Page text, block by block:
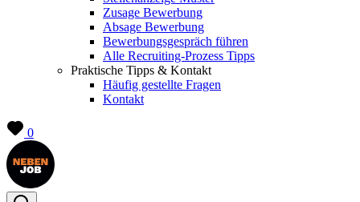
Zusage Bewerbung
Absage Bewerbung
Bewerbungsgespräch führen
Alle Recruiting-Prozess Tipps
Praktische Tipps & Kontakt
Häufig gestellte Fragen
Kontakt
0